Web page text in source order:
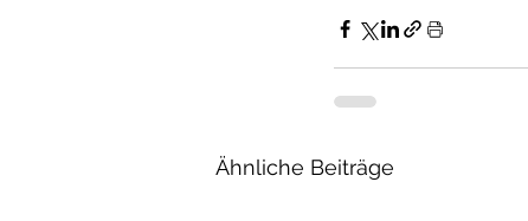
Ähnliche Beiträge